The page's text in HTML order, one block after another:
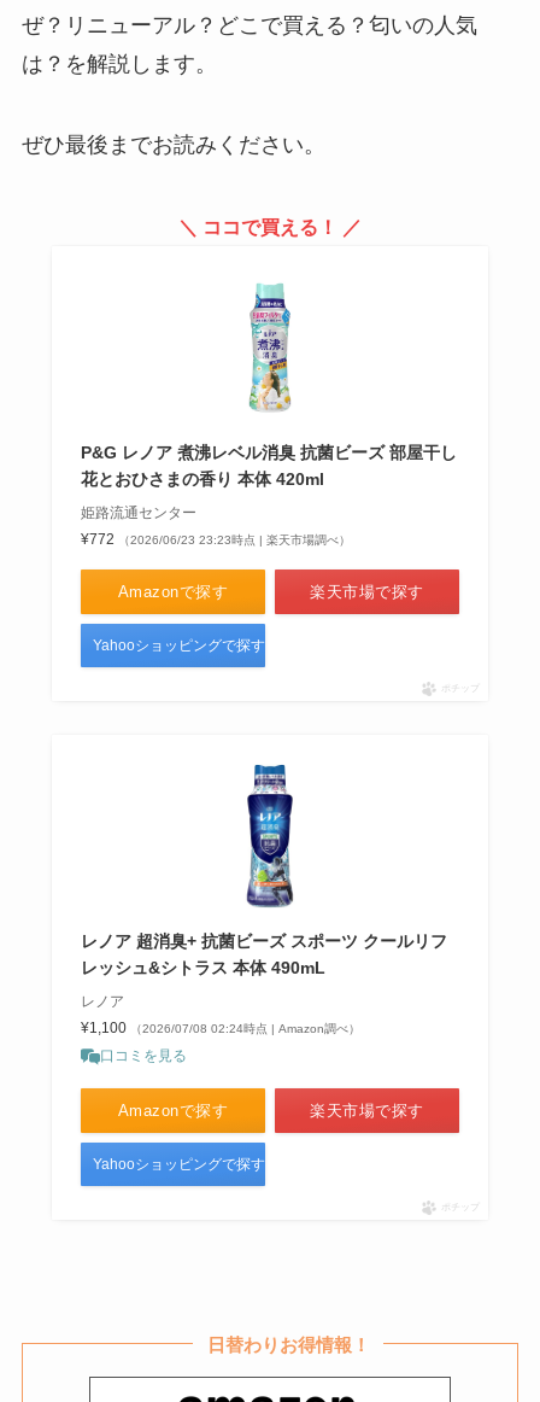
はどこ？福岡・名古屋・東京・大
資生堂ビューラーのゴムはどこに
213・214の違い解説
図書カードが買える場所はどこ？
イオン・コンビニ・ロフト・
amazonなど売ってる場所を調
査！
ぜ？リニューアル？どこで買える？匂いの人気
は？を解説します。
ぜひ最後までお読みください。
＼ ココで買える！ ／
P&G レノア 煮沸レベル消臭 抗菌ビーズ 部屋干し
花とおひさまの香り 本体 420ml
姫路流通センター
¥772
（2026/06/23 23:23時点 | 楽天市場調べ）
Amazonで探す 楽天市場で探す
Yahooショッピングで探す
ポチップ
レノア 超消臭+ 抗菌ビーズ スポーツ クールリフ
レッシュ&シトラス 本体 490mL
レノア
¥1,100
（2026/07/08 02:24時点 | Amazon調べ）
口コミを見る
Amazonで探す 楽天市場で探す
Yahooショッピングで探す
ポチップ
日替わりお得情報！